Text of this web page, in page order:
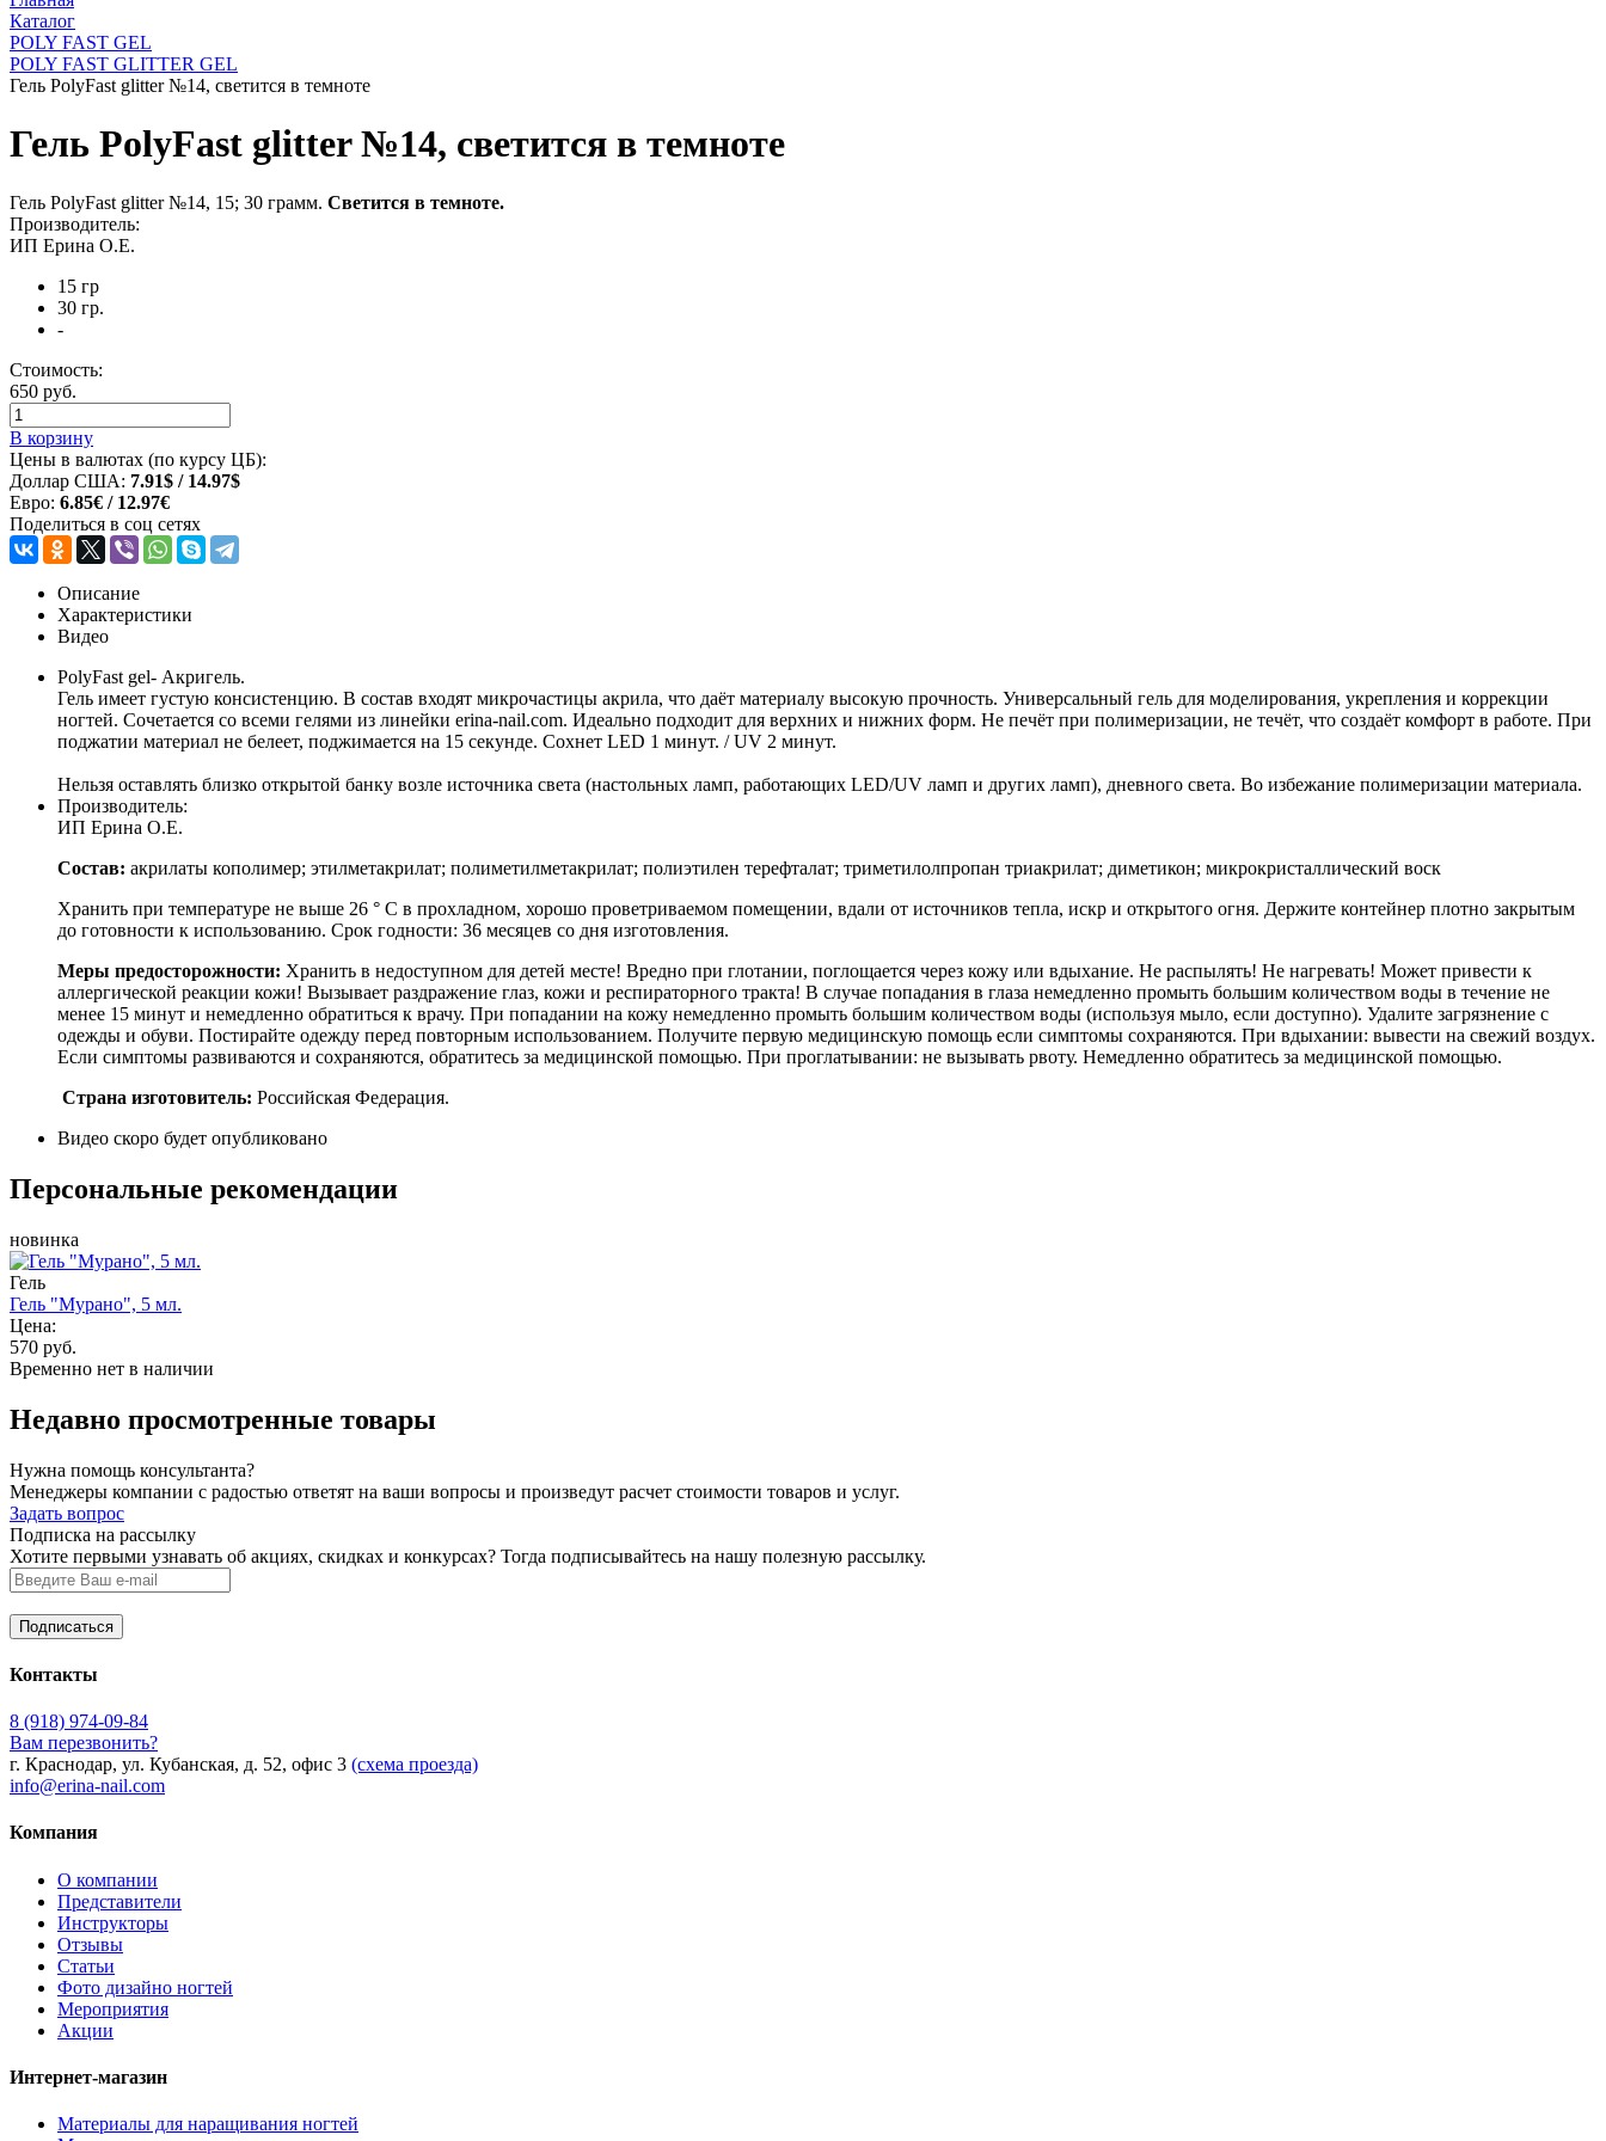
Каталог
POLY FAST GEL
POLY FAST GLITTER GEL
Гель PolyFast glitter №14, светится в темноте
Гель PolyFast glitter №14, светится в темноте
Гель PolyFast glitter №14, 15; 30 грамм. Светится в темноте.
Производитель:
ИП Ерина О.Е.
15 гр
30 гр.
-
Стоимость:
650 руб.
В корзину
Цены в валютах (по курсу ЦБ):
Доллар США: 7.91$ / 14.97$
Евро: 6.85€ / 12.97€
Поделиться в соц сетях
Описание
Характеристики
Видео
PolyFast gel- Акригель.
Гель имеет густую консистенцию. В состав входят микрочастицы акрила, что даёт материалу высокую прочность. Универсальный гель для моделирования, укрепления и коррекции
ногтей. Сочетается со всеми гелями из линейки erina-nail.com. Идеально подходит для верхних и нижних форм. Не печёт при полимеризации, не течёт, что создаёт комфорт в работе. При
поджатии материал не белеет, поджимается на 15 секунде. Сохнет LED 1 минут. / UV 2 минут.
Нельзя оставлять близко открытой банку возле источника света (настольных ламп, работающих LED/UV ламп и других ламп), дневного света. Во избежание полимеризации материала.
Производитель:
ИП Ерина О.Е.
Состав: акрилаты кополимер; этилметакрилат; полиметилметакрилат; полиэтилен терефталат; триметилолпропан триакрилат; диметикон; микрокристаллический воск
Хранить при температуре не выше 26 ° C в прохладном, хорошо проветриваемом помещении, вдали от источников тепла, искр и открытого огня. Держите контейнер плотно закрытым
до готовности к использованию. Срок годности: 36 месяцев со дня изготовления.
Меры предосторожности: Хранить в недоступном для детей месте! Вредно при глотании, поглощается через кожу или вдыхание. Не распылять! Не нагревать! Может привести к
аллергической реакции кожи! Вызывает раздражение глаз, кожи и респираторного тракта! В случае попадания в глаза немедленно промыть большим количеством воды в течение не
менее 15 минут и немедленно обратиться к врачу. При попадании на кожу немедленно промыть большим количеством воды (используя мыло, если доступно). Удалите загрязнение с
одежды и обуви. Постирайте одежду перед повторным использованием. Получите первую медицинскую помощь если симптомы сохраняются. При вдыхании: вывести на свежий воздух.
Если симптомы развиваются и сохраняются, обратитесь за медицинской помощью. При проглатывании: не вызывать рвоту. Немедленно обратитесь за медицинской помощью.
Страна изготовитель: Российская Федерация.
Видео скоро будет опубликовано
Персональные рекомендации
новинка
Гель
Гель "Мурано", 5 мл.
Цена:
570 руб.
Временно нет в наличии
Недавно просмотренные товары
Нужна помощь консультанта?
Менеджеры компании с радостью ответят на ваши вопросы и произведут расчет стоимости товаров и услуг.
Задать вопрос
Подписка на рассылку
Хотите первыми узнавать об акциях, скидках и конкурсах? Тогда подписывайтесь на нашу полезную рассылку.
Контакты
8 (918) 974-09-84
Вам перезвонить?
г. Краснодар, ул. Кубанская, д. 52, офис 3 (схема проезда)
info@erina-nail.com
Компания
О компании
Представители
Инструкторы
Отзывы
Статьи
Фото дизайно ногтей
Мероприятия
Акции
Интернет-магазин
Материалы для наращивания ногтей